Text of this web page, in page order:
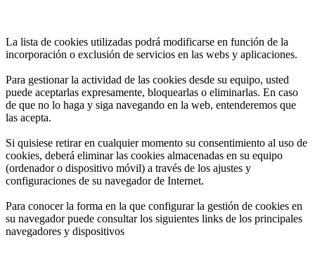
La lista de cookies utilizadas podrá modificarse en función de la
incorporación o exclusión de servicios en las webs y aplicaciones.
Para gestionar la actividad de las cookies desde su equipo, usted
puede aceptarlas expresamente, bloquearlas o eliminarlas. En caso
de que no lo haga y siga navegando en la web, entenderemos que
las acepta.
Si quisiese retirar en cualquier momento su consentimiento al uso de
cookies, deberá eliminar las cookies almacenadas en su equipo
(ordenador o dispositivo móvil) a través de los ajustes y
configuraciones de su navegador de Internet.
Para conocer la forma en la que configurar la gestión de cookies en
su navegador puede consultar los siguientes links de los principales
navegadores y dispositivos